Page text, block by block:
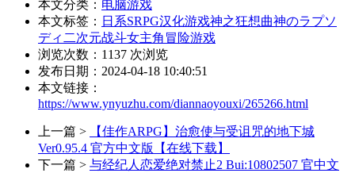
本文分类： 电脑游戏
本文标签： 日系SRPG汉化游戏神之狂想曲神のラプソ
ディ 二次元战斗女主角 冒险游戏
浏览次数： 1137 次浏览
发布日期：2024-04-18 10:40:51
本文链接：
https://www.ynyuzhu.com/diannaoyouxi/265266.html
上一篇 >
【佳作ARPG】治愈使与受诅咒的地下城
Ver0.95.4 官方中文版【在线下载】
下一篇 > 与经纪人恋爱绝对禁止2 Bui:10802507 官中文